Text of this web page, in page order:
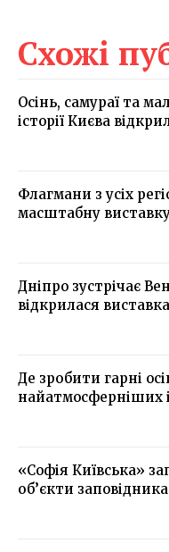
Схожі
Осінь, самураї та
історії Києва
Флагмани з усіх
масштабну
Дніпро зустрічає
відкрилася
Де зробити гарні
найатмосферніших
«Софія Київська»
об’єкти